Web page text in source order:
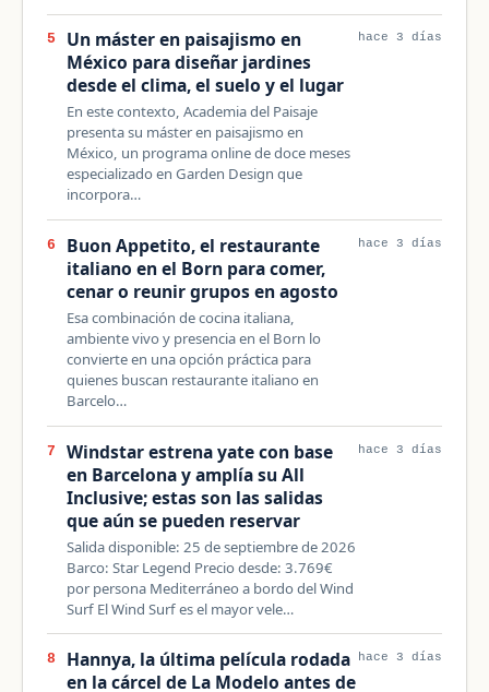
5
Un máster en paisajismo en
México para diseñar jardines
desde el clima, el suelo y el lugar
En este contexto, Academia del Paisaje
presenta su máster en paisajismo en
México, un programa online de doce meses
especializado en Garden Design que
incorpora…
hace 3 días
6
Buon Appetito, el restaurante
italiano en el Born para comer,
cenar o reunir grupos en agosto
Esa combinación de cocina italiana,
ambiente vivo y presencia en el Born lo
convierte en una opción práctica para
quienes buscan restaurante italiano en
Barcelo…
hace 3 días
7
Windstar estrena yate con base
en Barcelona y amplía su All
Inclusive; estas son las salidas
que aún se pueden reservar
Salida disponible: 25 de septiembre de 2026
Barco: Star Legend Precio desde: 3.769€
por persona Mediterráneo a bordo del Wind
Surf El Wind Surf es el mayor vele…
hace 3 días
8
Hannya, la última película rodada
en la cárcel de La Modelo antes de
hace 3 días